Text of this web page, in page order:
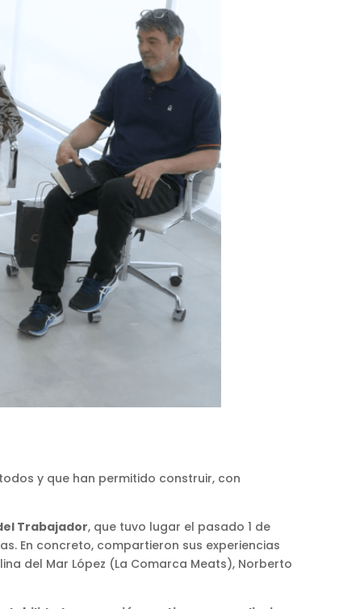
y que han permitido construir, con
Trabajador, que tuvo lugar el pasado 1 de
En concreto, compartieron sus experiencias
del Mar López (La Comarca Meats), Norberto